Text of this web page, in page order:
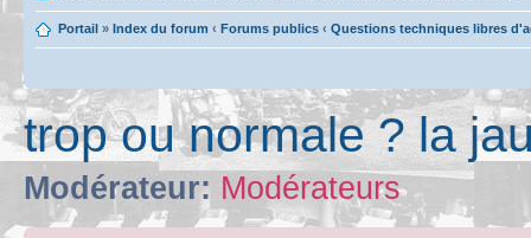
Portail » Index du forum ‹ Forums publics ‹ Questions techniques libres
trop ou normale ? la
Modérateur: Modérateurs